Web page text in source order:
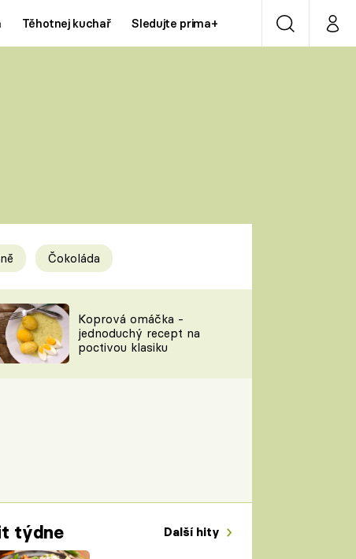
Těhotnej kuchař Sledujte prima+ VyhledáváníMůj
Prima LAJK
Sledujte nás
Čokoláda
Koprová omáčka -
jednoduchý recept na
poctivou klasiku
týdne Další hity